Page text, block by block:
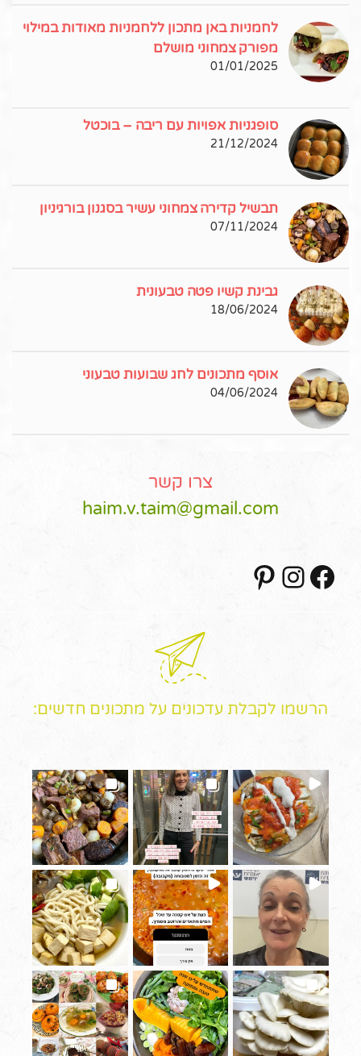
לחמניות באן מתכון ללחמניות מאודות במילוי
מפורק צמחוני מושלם
01/01/2025
סופגניות אפויות עם ריבה – בוכטל
21/12/2024
תבשיל קדירה צמחוני עשיר בסגנון בורגיניון
07/11/2024
גבינת קשיו פטה טבעונית
18/06/2024
אוסף מתכונים לחג שבועות טבעוני
04/06/2024
צרו קשר
haim.v.taim@gmail.com
Facebook
Instagram
הרשמו לקבלת עדכונים על מתכונים חדשים: